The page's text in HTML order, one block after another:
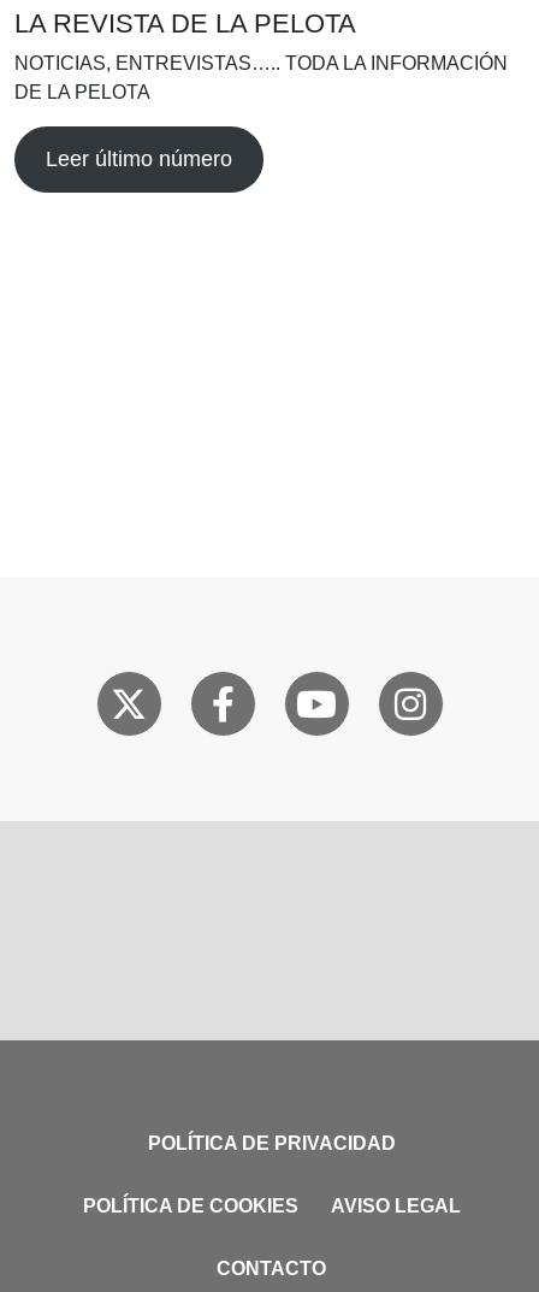
LA REVISTA DE LA PELOTA
NOTICIAS, ENTREVISTAS….. TODA LA INFORMACIÓN
DE LA PELOTA
Leer último número
POLÍTICA DE PRIVACIDAD
POLÍTICA DE COOKIES AVISO LEGAL
CONTACTO